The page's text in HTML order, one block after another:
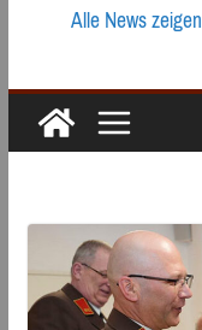
Alle News zeigen